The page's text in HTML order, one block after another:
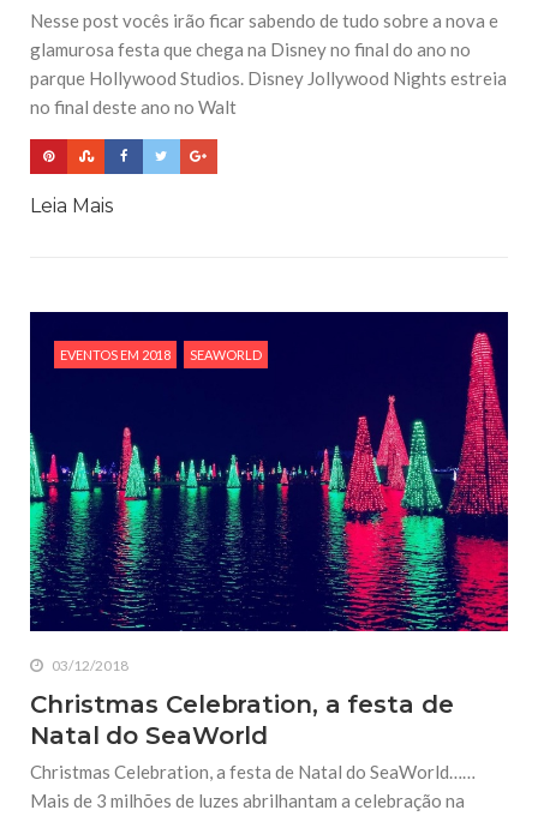
Nesse post vocês irão ficar sabendo de tudo sobre a nova e
glamurosa festa que chega na Disney no final do ano no
parque Hollywood Studios. Disney Jollywood Nights estreia
no final deste ano no Walt
Leia Mais
EVENTOS EM 2018 SEAWORLD
03/12/2018
Christmas Celebration, a festa de
Natal do SeaWorld
Christmas Celebration, a festa de Natal do SeaWorld……
Mais de 3 milhões de luzes abrilhantam a celebração na